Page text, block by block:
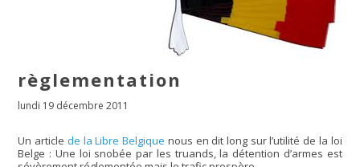
règlementation
lundi 19 décembre 2011
Un article de la Libre Belgique nous en dit long sur l’utilité de la loi
Belge : Une loi snobée par les truands, la détention d’armes est